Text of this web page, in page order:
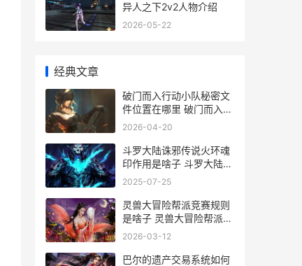
异人之下2v2人物介绍
2026-05-22
经典文章
破门而入行动小队秘密文
件位置在哪里 破门而入行
动小队中文版下载
2026-04-20
斗罗大陆诛邪传说火环魂
印作用是啥子 斗罗大陆诛
邪传说什么时候上线
2025-07-25
灵兽大冒险帮派竞赛规则
是啥子 灵兽大冒险帮派迷
阵周几
2026-03-12
巴尔的遗产交易系统如何